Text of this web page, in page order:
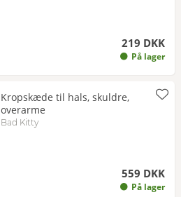
219 DKK
På lager
Kropskæde til hals, skuldre,
overarme
Bad Kitty
559 DKK
På lager